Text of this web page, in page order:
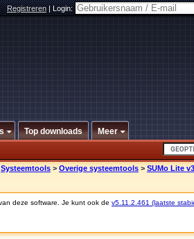
Registreren|Login:
Top downloads Meer
Systeemtools > Overige systeemtools > SUMo Lite
deze software. Je kunt ook de v5.11.2.461 (laatste